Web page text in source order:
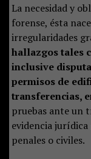
La necesidad y
forense, ésta
irregularidades
hallazgos tales
inclusive
permisos de
transferencias,
pruebas ante un
evidencia
penales o civiles.